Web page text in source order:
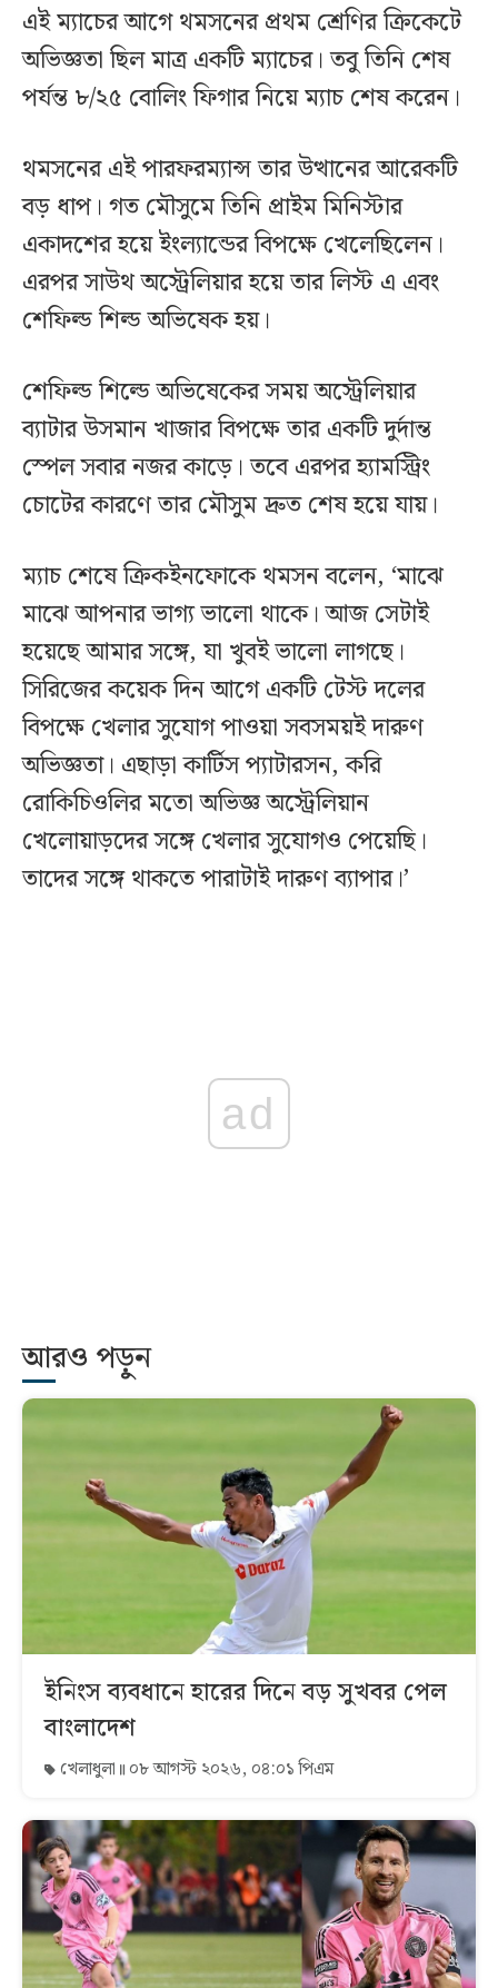
এই ম্যাচের আগে থমসনের প্রথম শ্রেণির ক্রিকেটে
অভিজ্ঞতা ছিল মাত্র একটি ম্যাচের। তবু তিনি শেষ
পর্যন্ত ৮/২৫ বোলিং ফিগার নিয়ে ম্যাচ শেষ করেন।
থমসনের এই পারফরম্যান্স তার উত্থানের আরেকটি
বড় ধাপ। গত মৌসুমে তিনি প্রাইম মিনিস্টার
একাদশের হয়ে ইংল্যান্ডের বিপক্ষে খেলেছিলেন।
এরপর সাউথ অস্ট্রেলিয়ার হয়ে তার লিস্ট এ এবং
শেফিল্ড শিল্ড অভিষেক হয়।
শেফিল্ড শিল্ডে অভিষেকের সময় অস্ট্রেলিয়ার
ব্যাটার উসমান খাজার বিপক্ষে তার একটি দুর্দান্ত
স্পেল সবার নজর কাড়ে। তবে এরপর হ্যামস্ট্রিং
চোটের কারণে তার মৌসুম দ্রুত শেষ হয়ে যায়।
ম্যাচ শেষে ক্রিকইনফোকে থমসন বলেন, ‘মাঝে
মাঝে আপনার ভাগ্য ভালো থাকে। আজ সেটাই
হয়েছে আমার সঙ্গে, যা খুবই ভালো লাগছে।
সিরিজের কয়েক দিন আগে একটি টেস্ট দলের
বিপক্ষে খেলার সুযোগ পাওয়া সবসময়ই দারুণ
অভিজ্ঞতা। এছাড়া কার্টিস প্যাটারসন, করি
রোকিচিওলির মতো অভিজ্ঞ অস্ট্রেলিয়ান
খেলোয়াড়দের সঙ্গে খেলার সুযোগও পেয়েছি।
তাদের সঙ্গে থাকতে পারাটাই দারুণ ব্যাপার।’
ad
আরও পড়ুন
ইনিংস ব্যবধানে হারের দিনে বড় সুখবর পেল
বাংলাদেশ
খেলাধুলা ০৮ আগস্ট ২০২৬, ০৪:০১ পিএম